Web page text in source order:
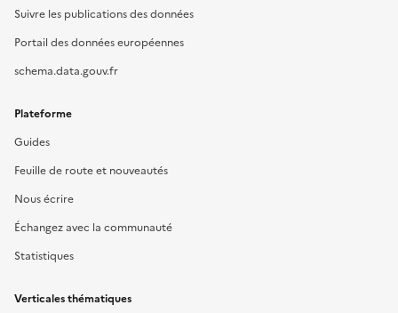
Suivre les publications des données
Portail des données européennes
schema.data.gouv.fr
Plateforme
Guides
Feuille de route et nouveautés
Nous écrire
Échangez avec la communauté
Statistiques
Verticales thématiques